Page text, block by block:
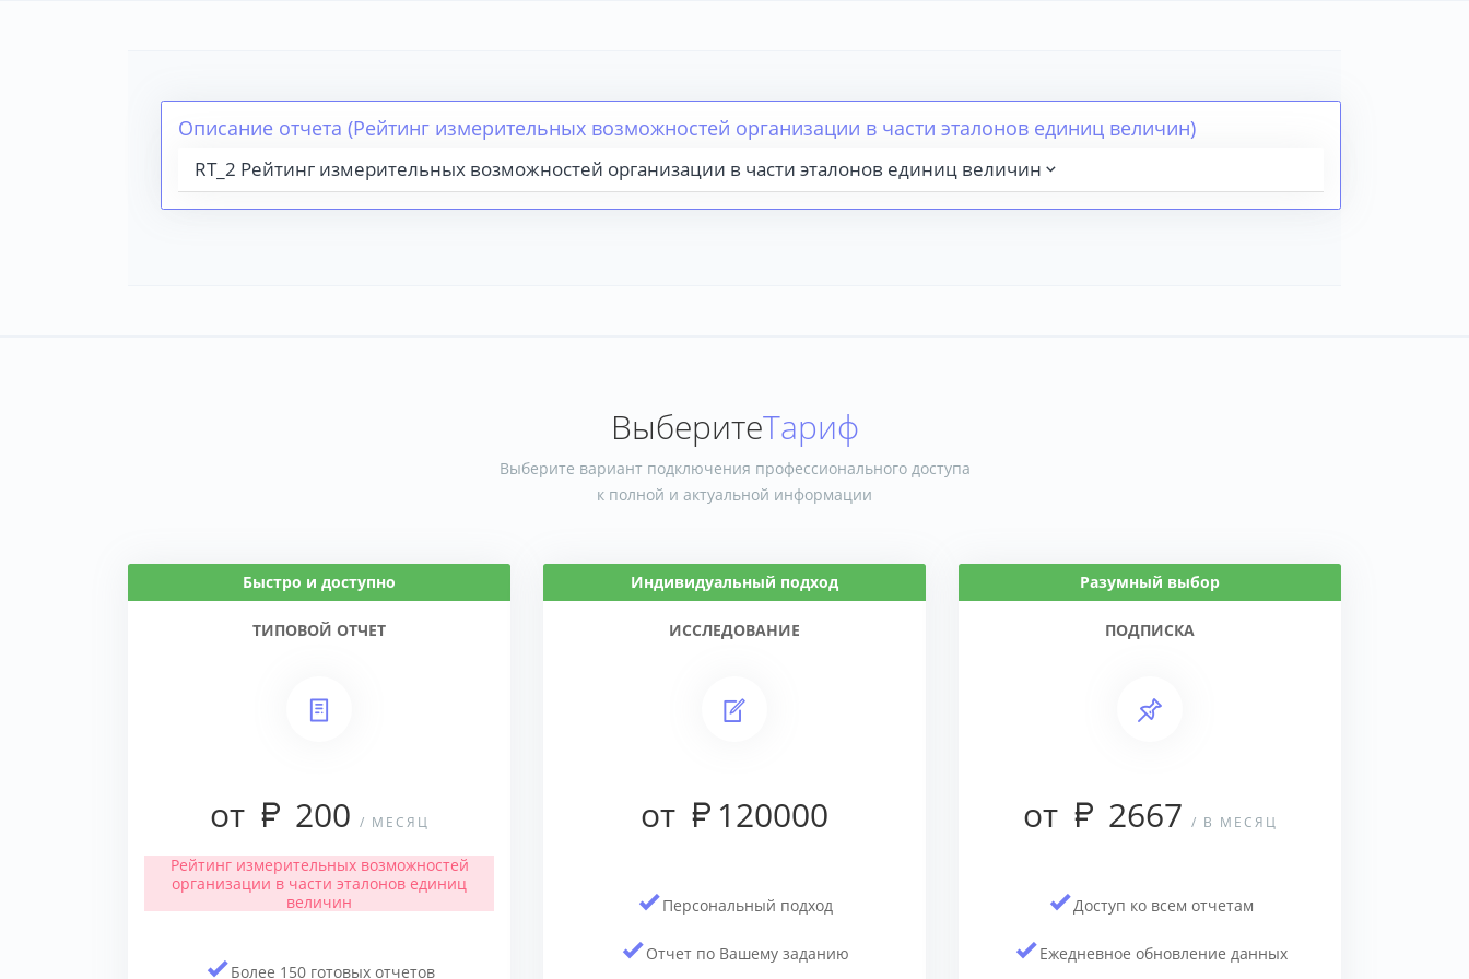
Описание отчета (Рейтинг измерительных возможностей организации в части эталонов единиц величин)
RT_2 Рейтинг измерительных возможностей организации в части эталонов единиц величин
ВыберитеТариф
Выберите вариант подключения профессионального доступа
к полной и актуальной информации
Быстро и доступно
ТИПОВОЙ ОТЧЕТ
от 200 / МЕСЯЦ
Рейтинг измерительных возможностей
организации в части эталонов единиц
величин
Более 150 готовых отчетов
Индивидуальный подход
ИССЛЕДОВАНИЕ
от 120000
Персональный подход
Отчет по Вашему заданию
Разумный выбор
ПОДПИСКА
от 2667 / В МЕСЯЦ
Доступ ко всем отчетам
Ежедневное обновление данных